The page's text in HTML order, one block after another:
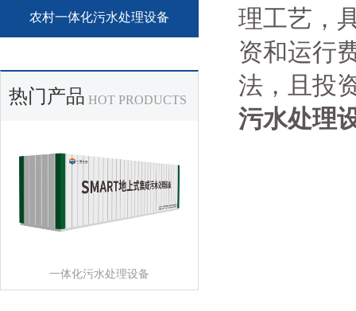
农村一体化污水处理设备
热门产品 HOT PRODUCTS
一体化污水处理设备
理工艺，
资和运行
法，且投
污水处理